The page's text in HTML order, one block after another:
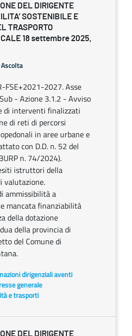
DEL DIRIGENTE
SOSTENIBILE E
TRASPORTO
18 settembre 2025,
Ascolta
FSE+2021-2027. Asse
- Azione 3.1.2 - Avviso
di interventi finalizzati
di reti di percorsi
in aree urbane e
con D.D. n. 52 del
n. 74/2024).
istruttori della
valutazione.
ammissibilità a
mancata finanziabilità
della dotazione
della provincia di
del Comune di
dirigenziali aventi
generale
e trasporti
DEL DIRIGENTE